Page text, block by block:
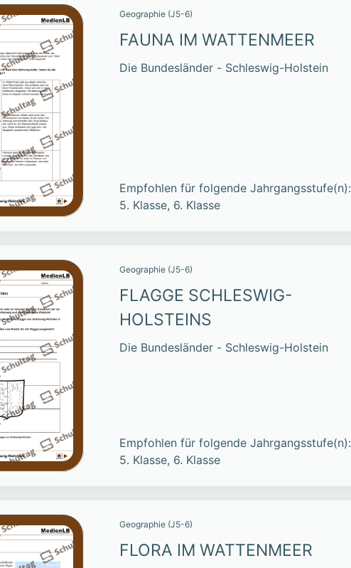
Geographie (J5-6)
FAUNA IM WATTENMEER
Die Bundesländer - Schleswig-Holstein
Empfohlen für folgende Jahrgangsstufe(n):
5. Klasse, 6. Klasse
Geographie (J5-6)
FLAGGE SCHLESWIG-
HOLSTEINS
Die Bundesländer - Schleswig-Holstein
Empfohlen für folgende Jahrgangsstufe(n):
5. Klasse, 6. Klasse
Geographie (J5-6)
FLORA IM WATTENMEER